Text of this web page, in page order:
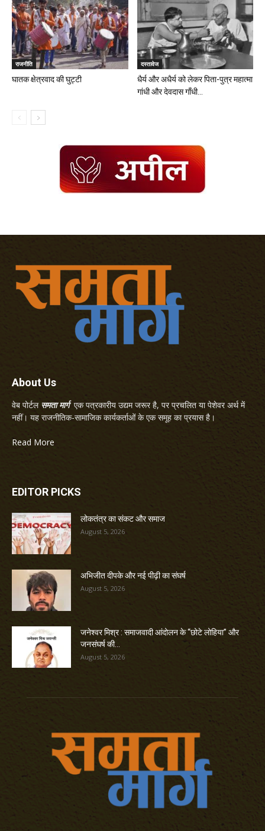
राजनीति
घातक क्षेत्रवाद की घुट्टी
दस्तावेज
धैर्य और अधैर्य को लेकर पिता-पुत्र महात्मा
गांधी और देवदास गाँधी...
About Us
वेब पोर्टल समता मार्गएक पत्रकारीय उद्यम जरूर है, पर प्रचलित या पेशेवर अर्थ में
नहीं। यह राजनीतिक-सामाजिक कार्यकर्ताओं के एक समूह का प्रयास है।
Read More
EDITOR PICKS
लोकतंत्र का संकट और समाज
August 5, 2026
अभिजीत दीपके और नई पीढ़ी का संघर्ष
August 5, 2026
जनेश्वर मिश्र : समाजवादी आंदोलन के “छोटे लोहिया” और
जनसंघर्ष की...
August 5, 2026